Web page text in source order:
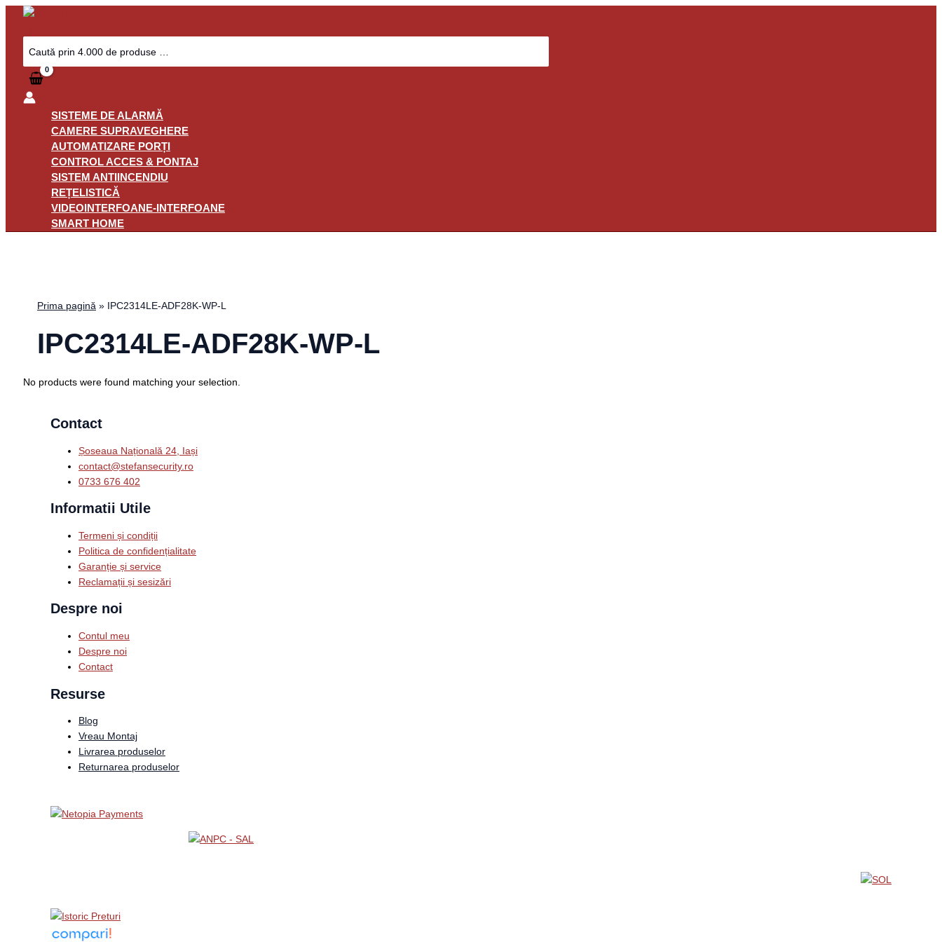
Skip
content
Search
for:
SISTEME DE ALARMĂ
CAMERE SUPRAVEGHERE
AUTOMATIZARE PORȚI
CONTROL ACCES & PONTAJ
SISTEM ANTIINCENDIU
REȚELISTICĂ
VIDEOINTERFOANE-INTERFOANE
SMART HOME
Prima pagină » IPC2314LE-ADF28K-WP-L
IPC2314LE-ADF28K-WP-L
No products were found matching your selection.
Contact
Șoseaua Națională 24, Iași
contact@stefansecurity.ro
0733 676 402
Informatii Utile
Termeni și condiții
Politica de confidențialitate
Garanție și service
Reclamații și sesizări
Despre noi
Contul meu
Despre noi
Contact
Resurse
Blog
Vreau Montaj
Livrarea produselor
Returnarea produselor